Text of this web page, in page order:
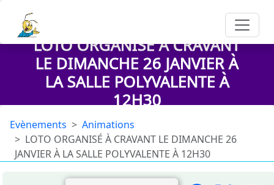
LOTO ORGANISÉ À CRAVANT
LE DIMANCHE 26 JANVIER À
LA SALLE POLYVALENTE À
12H30
Evènements
Animations
LOTO ORGANISÉ À CRAVANT LE DIMANCHE 26
JANVIER À LA SALLE POLYVALENTE À 12H30